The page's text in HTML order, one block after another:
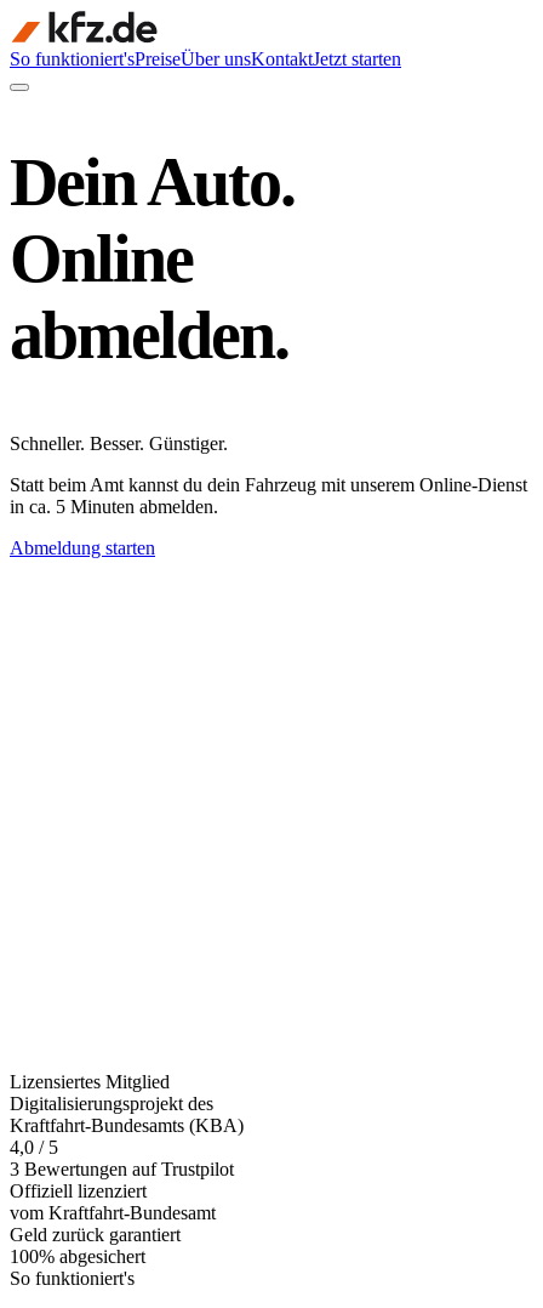
So funktioniert'sPreiseÜber unsKontaktJetzt starten
Dein Auto.
Online
abmelden.
Schneller. Besser. Günstiger.
Statt beim Amt kannst du dein Fahrzeug mit unserem Online-Dienst
in ca. 5 Minuten abmelden.
Abmeldung starten
Lizensiertes Mitglied
Digitalisierungsprojekt des
Kraftfahrt-Bundesamts (KBA)
4,0 / 5
3 Bewertungen auf Trustpilot
Offiziell lizenziert
vom Kraftfahrt-Bundesamt
Geld zurück garantiert
100% abgesichert
So funktioniert's